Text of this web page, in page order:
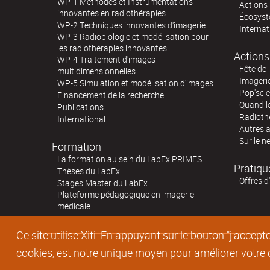
Ce site utilise Xiti. En appuyant sur le bouton
cookies, est notre unique moyen pour améliorer votre
innovantes en radiothérapies
WP-2 Techniques innovantes d'imagerie
WP-3 Radiobiologie et modélisation pour
les radiothérapies innovantes
WP-4 Traitement d'images
multidimensionnelles
WP-5 Simulation et modélisation d'images
Financement de la recherche
Publications
International
Formation
La formation au sein du LabEx PRIMES
Thèses du LabEx
Stages Master du LabEx
Plateforme pédagogique en imagerie
médicale
Actions
Fête de
Quand
Autres
Sur le
Offres